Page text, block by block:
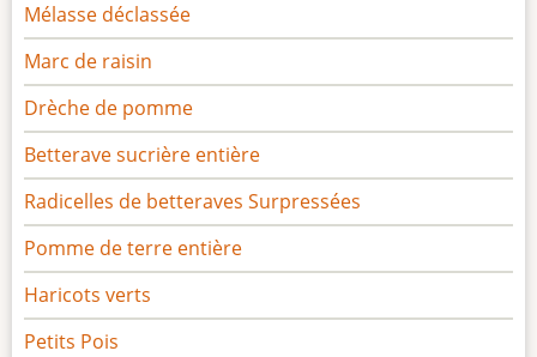
Mélasse déclassée
Marc de raisin
Drèche de pomme
Betterave sucrière entière
Radicelles de betteraves Surpressées
Pomme de terre entière
Haricots verts
Petits Pois